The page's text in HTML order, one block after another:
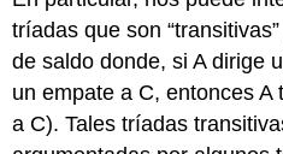
tríadas que son
de saldo donde, si A dirige
un empate a C, entonces
a C). Tales tríadas